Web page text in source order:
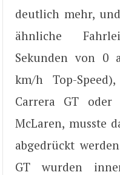
deutlich mehr,
ähnliche
Sekunden von 0
km/h Top-
Carrera GT oder
McLaren, musste
abgedrückt
GT wurden